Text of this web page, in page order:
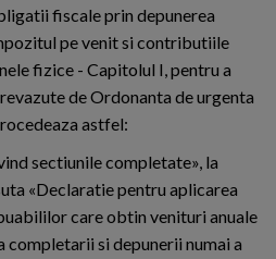
fiscale prin depunerea
pe venit si contributiile
fizice - Capitolul I, pentru a
de Ordonanta de urgenta
astfel:
sectiunile completate», la
«Declaratie pentru aplicarea
care obtin venituri anuale
si depunerii numai a